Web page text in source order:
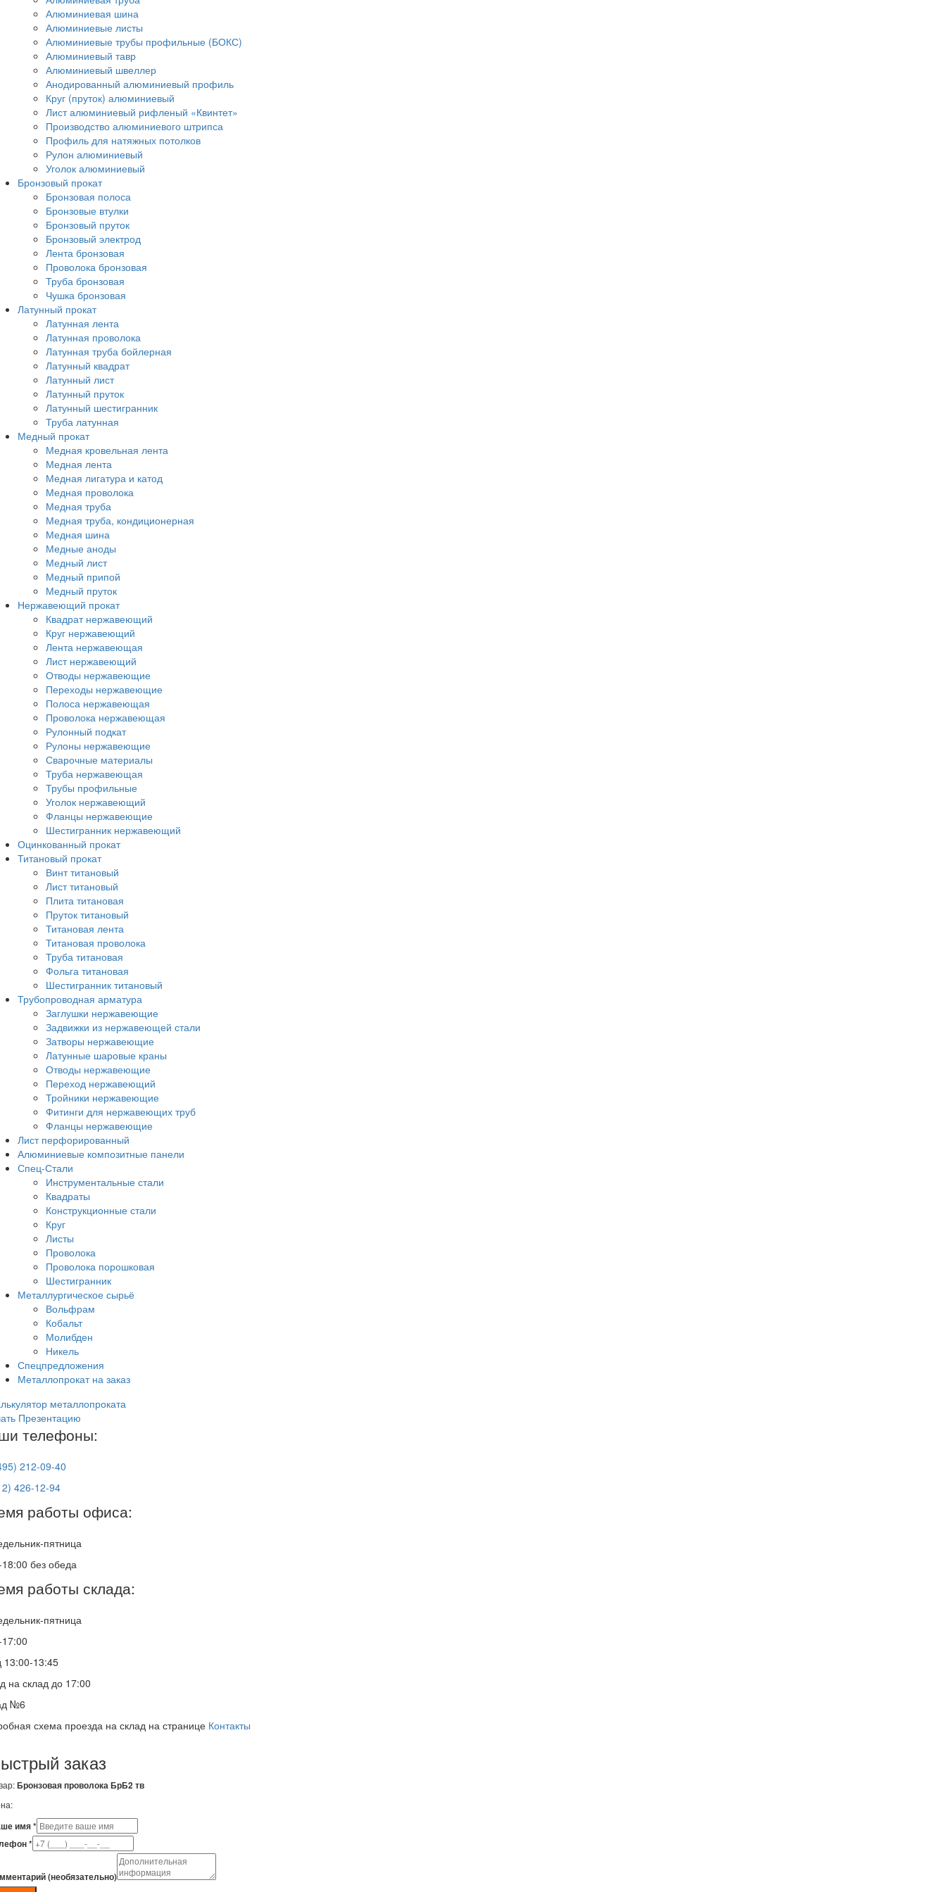
Алюминиевая шина
Алюминиевые листы
Алюминиевые трубы профильные (БОКС)
Алюминиевый тавр
Алюминиевый швеллер
Анодированный алюминиевый профиль
Круг (пруток) алюминиевый
Лист алюминиевый рифленый «Квинтет»
Производство алюминиевого штрипса
Профиль для натяжных потолков
Рулон алюминиевый
Уголок алюминиевый
Бронзовый прокат
Бронзовая полоса
Бронзовые втулки
Бронзовый пруток
Бронзовый электрод
Лента бронзовая
Проволока бронзовая
Труба бронзовая
Чушка бронзовая
Латунный прокат
Латунная лента
Латунная проволока
Латунная труба бойлерная
Латунный квадрат
Латунный лист
Латунный пруток
Латунный шестигранник
Труба латунная
Медный прокат
Медная кровельная лента
Медная лента
Медная лигатура и катод
Медная проволока
Медная труба
Медная труба, кондиционерная
Медная шина
Медные аноды
Медный лист
Медный припой
Медный пруток
Нержавеющий прокат
Квадрат нержавеющий
Круг нержавеющий
Лента нержавеющая
Лист нержавеющий
Отводы нержавеющие
Переходы нержавеющие
Полоса нержавеющая
Проволока нержавеющая
Рулонный подкат
Рулоны нержавеющие
Сварочные материалы
Труба нержавеющая
Трубы профильные
Уголок нержавеющий
Фланцы нержавеющие
Шестигранник нержавеющий
Оцинкованный прокат
Титановый прокат
Винт титановый
Лист титановый
Плита титановая
Пруток титановый
Титановая лента
Титановая проволока
Труба титановая
Фольга титановая
Шестигранник титановый
Трубопроводная арматура
Заглушки нержавеющие
Задвижки из нержавеющей стали
Затворы нержавеющие
Латунные шаровые краны
Отводы нержавеющие
Переход нержавеющий
Тройники нержавеющие
Фитинги для нержавеющих труб
Фланцы нержавеющие
Лист перфорированный
Алюминиевые композитные панели
Спец-Стали
Инструментальные стали
Квадраты
Конструкционные стали
Круг
Листы
Проволока
Проволока порошковая
Шестигранник
Металлургическое сырьё
Вольфрам
Кобальт
Молибден
Никель
Спецпредложения
Металлопрокат на заказ
металлопроката
Презентацию
телефоны:
212-09-40
426-12-94
работы офиса:
пятница
без обеда
работы склада:
пятница
13:00-13:45
на склад до 17:00
№6
схема проезда на склад на странице Контакты
заказ
Бронзовая проволока БрБ2 тв
имя *
*
(необязательно)